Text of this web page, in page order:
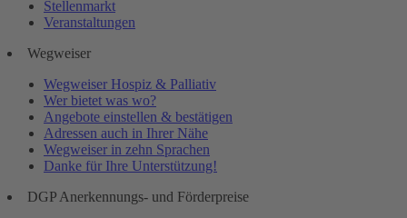
Stellenmarkt
Veranstaltungen
Wegweiser
Wegweiser Hospiz & Palliativ
Wer bietet was wo?
Angebote einstellen & bestätigen
Adressen auch in Ihrer Nähe
Wegweiser in zehn Sprachen
Danke für Ihre Unterstützung!
DGP Anerkennungs- und Förderpreise